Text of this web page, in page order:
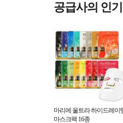
공급사의 인
마리에 울트라 하이드레이
마스크팩 16종